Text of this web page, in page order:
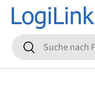
Direkt zum Inhalt
Suchen
Suchen